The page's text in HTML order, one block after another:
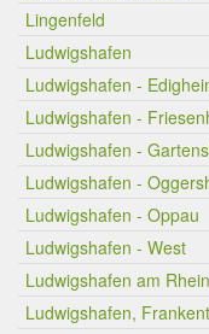
Lingenfeld
Ludwigshafen
Ludwigshafen -
Ludwigshafen -
Ludwigshafen -
Ludwigshafen -
Ludwigshafen - Oppau
Ludwigshafen - West
Ludwigshafen am Rhein
Ludwigshafen,